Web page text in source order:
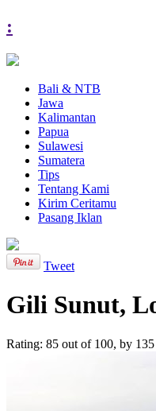
:
Bali & NTB
Jawa
Kalimantan
Papua
Sulawesi
Sumatera
Tips
Tentang Kami
Kirim Ceritamu
Pasang Iklan
Tweet
Gili Sunut,
Rating: 85 out of 100, by 135